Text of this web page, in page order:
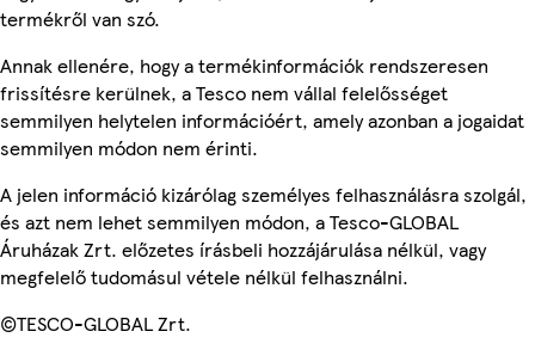
termékről van szó.
Annak ellenére, hogy a termékinformációk rendszeresen
frissítésre kerülnek, a Tesco nem vállal felelősséget
semmilyen helytelen információért, amely azonban a jogaidat
semmilyen módon nem érinti.
A jelen információ kizárólag személyes felhasználásra szolgál,
és azt nem lehet semmilyen módon, a Tesco-GLOBAL
Áruházak Zrt. előzetes írásbeli hozzájárulása nélkül, vagy
megfelelő tudomásul vétele nélkül felhasználni.
©TESCO-GLOBAL Zrt.